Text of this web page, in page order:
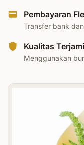
Pembayaran
Transfer bank
Kualitas
Menggunakan